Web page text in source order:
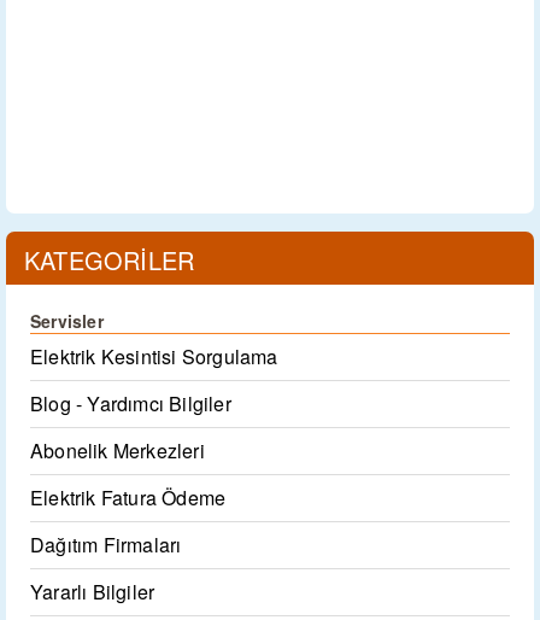
KATEGORİLER
Servisler
Elektrik Kesintisi Sorgulama
Blog - Yardımcı Bilgiler
Abonelik Merkezleri
Elektrik Fatura Ödeme
Dağıtım Firmaları
Yararlı Bilgiler